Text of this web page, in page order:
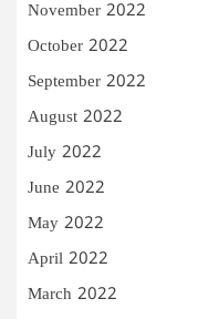
November 2022
October 2022
September 2022
August 2022
July 2022
June 2022
May 2022
April 2022
March 2022